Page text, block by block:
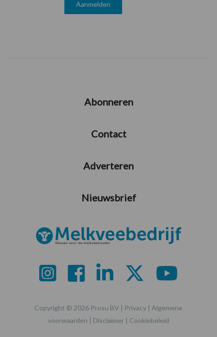
Abonneren
Contact
Adverteren
Nieuwsbrief
Copyright © 2026 Prosu BV | Privacy | Algemene
voorwaarden | Disclaimer | Cookiebeleid